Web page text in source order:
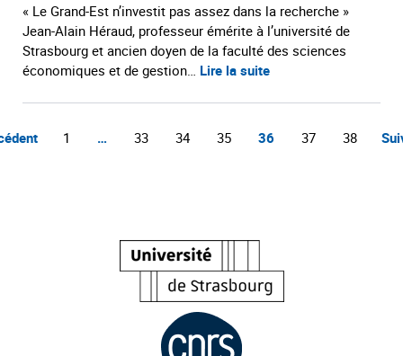
« Le Grand-Est n’investit pas assez dans la recherche »
Jean-Alain Héraud, professeur émérite à l’université de
Strasbourg et ancien doyen de la faculté des sciences
économiques et de gestion… Lire la suite
1 … 33 34 35 36 37 38